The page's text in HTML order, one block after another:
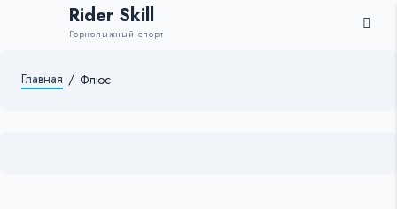
Rider Skill
Горнолыжный спорт
Главная / Флюс